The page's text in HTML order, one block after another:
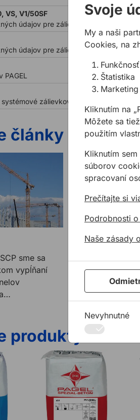
VS, V1/50SF
údajov pre zálievkové hmoty PAGEL
údajov pre zálievkovú maltu PAGEL
zálievkové malty VS
články
sme sa
vypĺňaní
ich
PAGEL
PAGEL
produkty
zálievkové hmoty
PAGEL V14 podmazávacie a
Svoje
My a naši
Cookies, na
Funkčnosť
Štatistika
Marketing
Kliknutím na
Môžete sa
použitím
Kliknutím
súborov
spracovaní
Prečítajte si
Podrobnosti
Naše zásady
Nevyhnutné